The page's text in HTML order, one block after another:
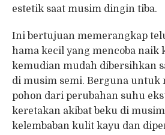
estetik saat musim dingin tiba.
Ini bertujuan memerangkap
hama kecil yang mencoba naik
kemudian mudah dibersihkan
di musim semi. Berguna
pohon dari perubahan suhu
keretakan akibat beku di
kelembaban kulit kayu dan